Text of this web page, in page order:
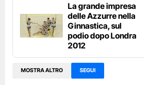
La grande impresa
delle Azzurre nella
Ginnastica, sul
podio dopo Londra
2012
MOSTRA ALTRO SEGUI